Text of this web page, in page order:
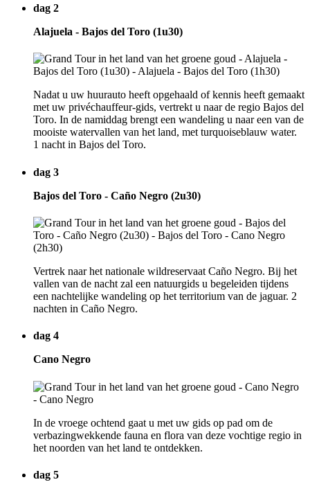
dag 2
Alajuela - Bajos del Toro (1u30)
Nadat u uw huurauto heeft opgehaald of kennis heeft gemaakt
met uw privéchauffeur-gids, vertrekt u naar de regio Bajos del
Toro. In de namiddag brengt een wandeling u naar een van de
mooiste watervallen van het land, met turquoiseblauw water.
1 nacht in Bajos del Toro.
dag 3
Bajos del Toro - Caño Negro (2u30)
Vertrek naar het nationale wildreservaat Caño Negro. Bij het
vallen van de nacht zal een natuurgids u begeleiden tijdens
een nachtelijke wandeling op het territorium van de jaguar. 2
nachten in Caño Negro.
dag 4
Cano Negro
In de vroege ochtend gaat u met uw gids op pad om de
verbazingwekkende fauna en flora van deze vochtige regio in
het noorden van het land te ontdekken.
dag 5